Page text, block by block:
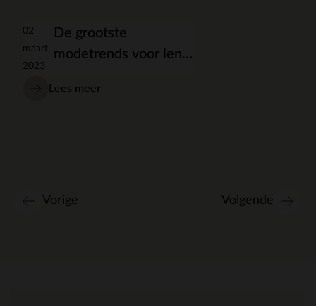
02
maart
2023
De grootste
modetrends voor lente
Lees meer
Vorige Volgende